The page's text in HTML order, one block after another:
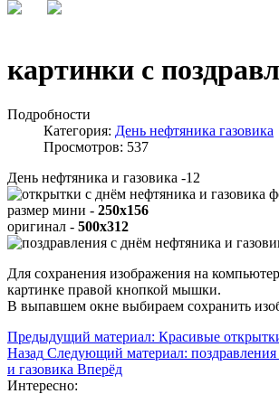
картинки с
Подробности
Категория: День нефтяника газовика
Просмотров: 537
День нефтяника и газовика -12
размер мини - 250x156
оригинал - 500x312
Для сохранения изображения на
картинке правой кнопкой мышки.
В выпавшем окне выбираем сохранить
Предыдущий материал: Красивые
Назад Следующий материал: поздравления
и газовика Вперёд
Интересно: